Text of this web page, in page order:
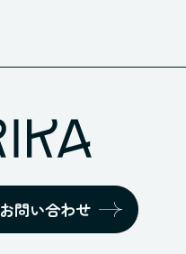
お問い合わせ